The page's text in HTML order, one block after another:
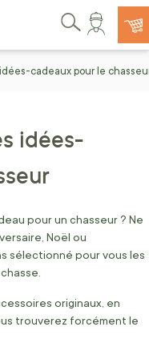
Rechercher
cadeaux pour le
idées-
pour un chasseur ? Ne
Noël ou
sélectionné pour vous les
originaux, en
trouverez forcément le